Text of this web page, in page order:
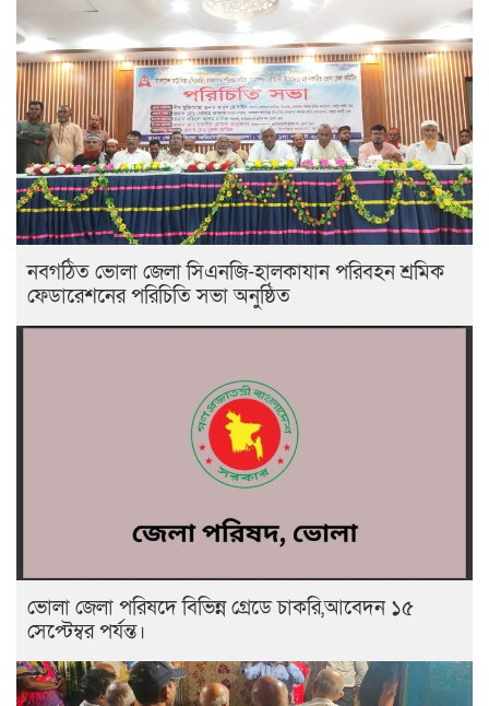
নবগঠিত ভোলা জেলা সিএনজি-হালকাযান পরিবহন শ্রমিক
ফেডারেশনের পরিচিতি সভা অনুষ্ঠিত
ভোলা জেলা পরিষদে বিভিন্ন গ্রেডে চাকরি,আবেদন ১৫
সেপ্টেম্বর পর্যন্ত।